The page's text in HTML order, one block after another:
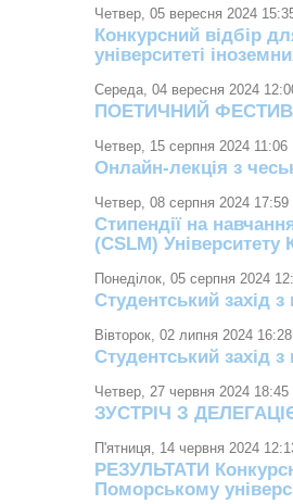
Четвер, 05 вересня 2024
Конкурсний відбір
університеті
Середа, 04 вересня 2024
ПОЕТИЧНИЙ
Четвер, 15 серпня 2024 11:06
Онлайн-лекція з
Четвер, 08 серпня 2024 17:59
Стипендії на
(CSLM) Університету
Понеділок, 05 серпня 2024
Студентський захід
Вівторок, 02 липня 2024 16:28
Студентський захід
Четвер, 27 червня 2024 18:45
ЗУСТРІЧ З
П'ятниця, 14 червня 2024
РЕЗУЛЬТАТИ
Поморському